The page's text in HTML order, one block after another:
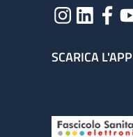
SCARICA L'APP